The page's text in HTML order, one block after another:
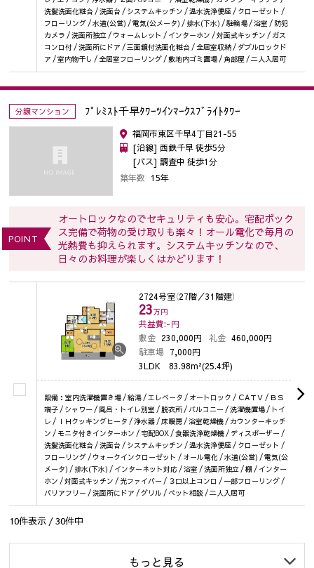
洗髪洗面化粧台 / 洗面台 / システムキッチン / 温水洗浄便座 / クローゼット /
フローリング / 水道(公営) / 電気(公メータ) / 排水(下水) / 駐輪場 / 浴室 / 防犯
カメラ / 洗面所独立 / ウォームレット / インターホン / 対面式キッチン / ガス
コンロ付 / 洗面所にドア / 三面鏡付洗面化粧台 / 全居室収納 / ダブルロックド
ア / 室内物干し / 全居室フローリング / 敷地内ゴミ置場 / 角部屋 / 二人入居可
分譲マンション ﾌﾟﾚﾐｽﾄ千早ﾀﾜｰﾂｲﾝﾏｰｸｽﾌﾞﾗｲﾄﾀﾜｰ
福岡市東区千早4丁目21-55
[沿線] 西鉄千早 徒歩5分
[バス] 調査中 徒歩1分
築年数 15年
POINT
オートロックなのでセキュリティも安心。宅配ボック
ス完備で荷物の受け取りも楽々！オール電化で毎月の
光熱費も抑えられます。システムキッチンなので、
日々のお料理が楽しくはかどります！
2724号室（27階／31階建）
23万円
共益費:-円
敷金 230,000円 礼金 460,000円
駐車場 7,000円
3LDK 83.98m²(25.4坪)
設備：室内洗濯機置き場 / 給湯 / エレベータ / オートロック / ＣAＴＶ / ＢＳ
端子 / シャワー / 風呂・トイレ別室 / 脱衣所 / バルコニー / 洗濯機置場 / トイ
レ / ＩＨクッキングヒータ / 浄水器 / 床暖房 / 浴室乾燥機 / カウンターキッチ
ン / モニタ付きインターホン / 宅配BOX / 食器洗浄乾燥機 / ディスポーザー /
洗髪洗面化粧台 / 洗面台 / システムキッチン / 温水洗浄便座 / クローゼット /
フローリング / ウォークインクローゼット / オール電化 / 水道(公営) / 電気(公
メータ) / 排水(下水) / インターネット対応 / 浴室 / 洗面所独立 / 棚 / インター
ホン / 対面式キッチン / 光ファイバー / ３口以上コンロ / 一部フローリング /
バリアフリー / 洗面所にドア / グリル / ペット相談 / 二人入居可
10件表示 /30件中
もっと見る